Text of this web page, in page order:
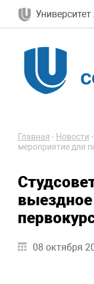
Главная - Новости -
мероприятие для
08 октября